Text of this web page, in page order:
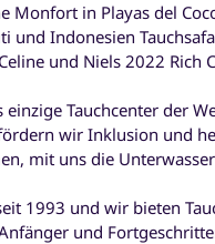
Monfort in Playas del
und Indonesien
und Niels 2022 Rich
einzige Tauchcenter der
wir Inklusion und
mit uns die
1993 und wir bieten
und